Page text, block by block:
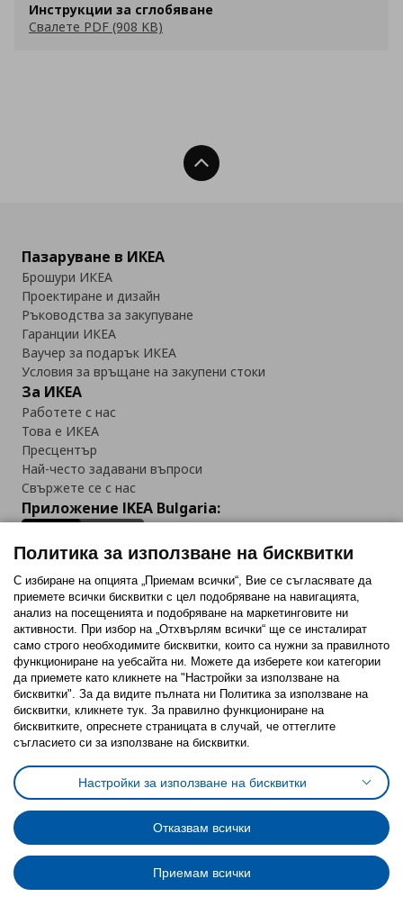
Инструкции за сглобяване
Свалете PDF (908 KB)
Нагоре
Пазаруване в ИКЕА
Брошури ИКЕА
Проектиране и дизайн
Ръководства за закупуване
Гаранции ИКЕА
Ваучер за подарък ИКЕА
Условия за връщане на закупени стоки
За ИКЕА
Работете с нас
Това е ИКЕА
Пресцентър
Най-често задавани въпроси
Свържете се с нас
Приложение IKEA Bulgaria:
Последвайте ни:
FacebookTwitterYoutubePinterestInstagram
Политика за използване на бисквитки (Cookies)
Избор на настройки за използване на бисквитки
Условия за ползване на ikea.bgОбща политика за личните данни
Политика за защита на личните данни на ikea.bg
Общи условия на програма IKEA Family
Политика за защита на лични данни на програма IKEA Family
Политика за използване на бисквитки
С избиране на опцията „Приемам всички“, Вие се съгласявате да
приемете всички бисквитки с цел подобряване на навигацията,
анализ на посещенията и подобряване на маркетинговите ни
активности. При избор на „Отхвърлям всички“ ще се инсталират
само строго необходимитe бисквитки, които са нужни за правилното
функциониране на уебсайта ни. Можете да изберете кои категории
да приемете като кликнете на "Настройки за използване на
бисквитки". За да видите пълната ни Политика за използване на
бисквитки, кликнете тук. За правилно функциониране на
бисквитките, опреснете страницата в случай, че оттеглите
съгласието си за използване на бисквитки.
Настройки за използване на бисквитки
Отказвам всички
Приемам всички